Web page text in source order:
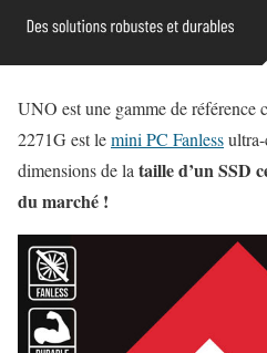
UNO est une gamme de
2271G est lemini PC Fanless
dimensions de la taille d’un SSD
du marché !